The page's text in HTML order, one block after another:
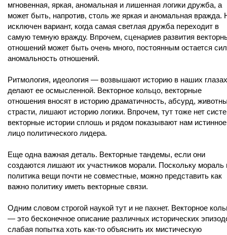
мгновенная, яркая, аномальная и лишенная логики дружба, а
может быть, напротив, столь же яркая и аномальная вражда.
исключен вариант, когда самая светлая дружба переходит в
самую темную вражду. Впрочем, сценариев развития
отношений может быть очень много, постоянным остается
аномальность отношений.
Ритмология, идеология — возвышают историю в наших
делают ее осмысленной. Векторное кольцо, векторные
отношения вносят в историю драматичность, абсурд,
страсти, лишают историю логики. Впрочем, тут тоже нет
векторные истории сплошь и рядом показывают нам истинное
лицо политического лидера.
Еще одна важная деталь. Векторные тандемы, если они
создаются лишают их участников морали. Поскольку мораль
политика вещи почти не совместные, можно представить как
важно политику иметь векторные связи.
Одним словом строгой наукой тут и не пахнет. Векторное
— это бесконечное описание различных исторических
слабая попытка хоть как-то объяснить их мистическую